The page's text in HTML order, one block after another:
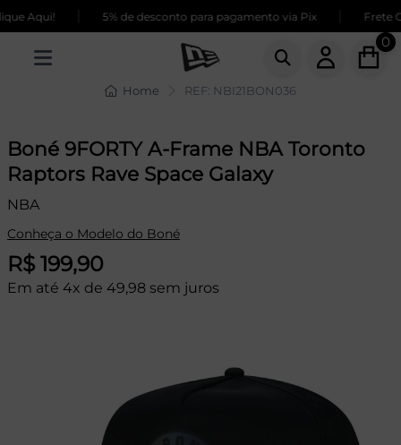
Aqui! 5% de desconto para pagamento via Pix Frete
0
Home REF: NBI21BON036
Boné 9FORTY A-Frame NBA Toronto
Raptors Rave Space Galaxy
NBA
Conheça o Modelo do Boné
R$ 199,90
Em até 4x de 49,98 sem juros